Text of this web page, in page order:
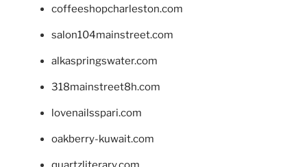
coffeeshopcharleston.com
salon104mainstreet.com
alkaspringswater.com
318mainstreet8h.com
lovenailsspari.com
oakberry-kuwait.com